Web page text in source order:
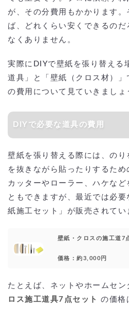
が、その分費用もかかります
ば、どれくらい安くできるの
なくありません。
実際にDIYで壁紙を張り替える
道具」と「壁紙（クロス材）
の費用について見ていきましょ
DIYで必要な道具の費用
壁紙を張り替える際には、の
を抜きながら貼ったりするため
カッターやローラー、ハケなど
ともできますが、最近では必
紙施工セット」が販売されてい
壁紙・クロスの施工道7
価格：約3,000円
たとえば、ネットやホームセン
ロス施工道具7点セット
の価格